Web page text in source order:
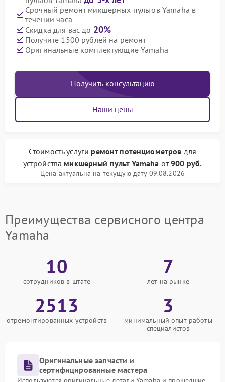
Срочный ремонт микшерных пультов Yamaha в
течении часа
Скидка для вас до 20%
Получите 1500 рублей на ремонт
Оригинальные комплектующие Yamaha
Получить консультацию
Наши цены
Стоимость услуги ремонт потенциометров для
устройства микшерный пульт Yamaha от900 руб.
Цена актуальна на текущую дату 09.08.2026
Преимущества сервисного центра
Yamaha
10
сотрудников в штате
7
лет на рынке
2513
отремонтированных устройств
3
минимальный опыт работы
специалистов
Оригинальные запчасти и
сертифицированные мастера